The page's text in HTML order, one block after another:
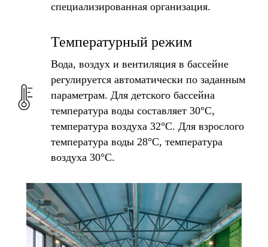
специализированная организация.
Температурный режим
Вода, воздух и вентиляция в бассейне
регулируется автоматически по заданным
параметрам. Для детского бассейна
температура воды составляет 30°C,
температура воздуха 32°C. Для взрослого
температура воды 28°C, температура
воздуха 30°C.